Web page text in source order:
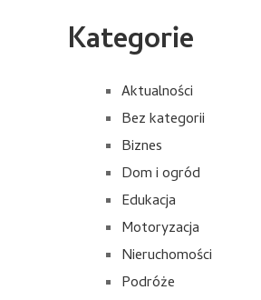
Kategorie
Aktualności
Bez kategorii
Biznes
Dom i ogród
Edukacja
Motoryzacja
Nieruchomości
Podróże